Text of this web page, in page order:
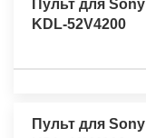
Пульт для Sony
KDL-52V4200
Пульт для Sony